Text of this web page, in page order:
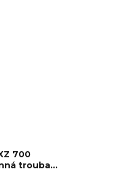
700
trouba